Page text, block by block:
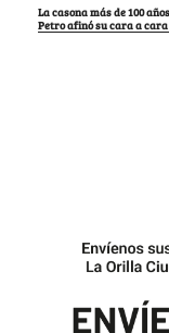
La casona más de 100
Petro afinó su cara a